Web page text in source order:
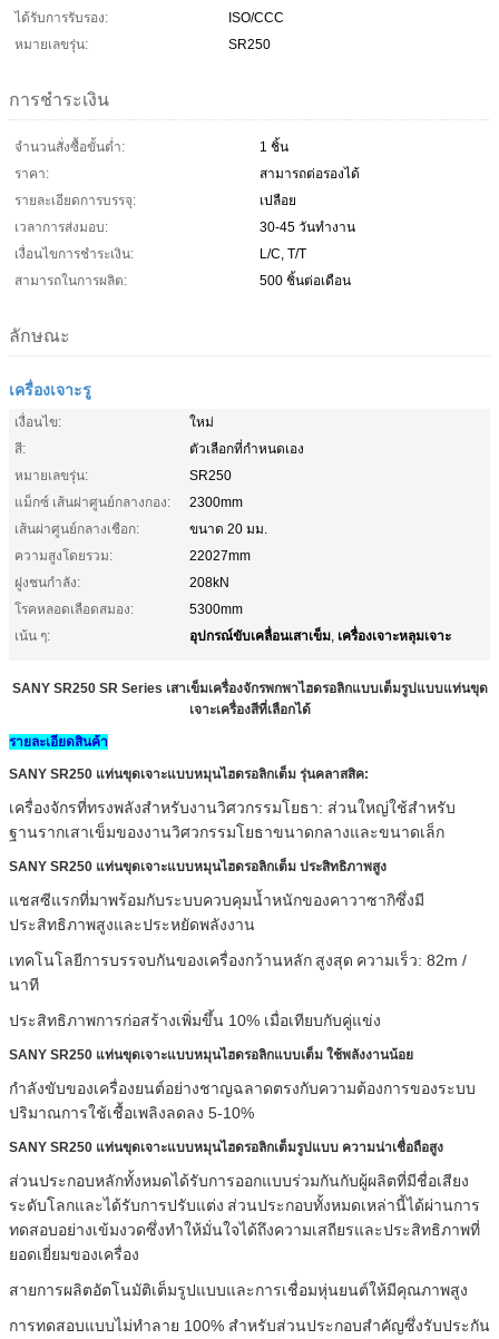
ได้รับการรับรอง:
ISO/CCC
หมายเลขรุ่น:
SR250
การชำระเงิน
จำนวนสั่งซื้อขั้นต่ำ:
1 ชิ้น
ราคา:
สามารถต่อรองได้
รายละเอียดการบรรจุ:
เปลือย
เวลาการส่งมอบ:
30-45 วันทำงาน
เงื่อนไขการชำระเงิน:
L/C, T/T
สามารถในการผลิต:
500 ชิ้นต่อเดือน
ลักษณะ
เครื่องเจาะรู
เงื่อนไข:
ใหม่
สี:
ตัวเลือกที่กำหนดเอง
หมายเลขรุ่น:
SR250
แม็กซ์ เส้นผ่าศูนย์กลางกอง:
2300mm
เส้นผ่าศูนย์กลางเชือก:
ขนาด 20 มม.
ความสูงโดยรวม:
22027mm
ฝูงชนกำลัง:
208kN
โรคหลอดเลือดสมอง:
5300mm
เน้น ๆ:
อุปกรณ์ขับเคลื่อนเสาเข็ม, เครื่องเจาะหลุมเจาะ
SANY SR250 SR Series เสาเข็มเครื่องจักรพกพาไฮดรอลิกแบบเต็มรูปแบบแท่นขุด
เจาะเครื่องสีที่เลือกได้
รายละเอียดสินค้า
SANY SR250 แท่นขุดเจาะแบบหมุนไฮดรอลิกเต็ม รุ่นคลาสสิค:
เครื่องจักรที่ทรงพลังสำหรับงานวิศวกรรมโยธา: ส่วนใหญ่ใช้สำหรับ
ฐานรากเสาเข็มของงานวิศวกรรมโยธาขนาดกลางและขนาดเล็ก
SANY SR250 แท่นขุดเจาะแบบหมุนไฮดรอลิกเต็ม ประสิทธิภาพสูง
แชสซีแรกที่มาพร้อมกับระบบควบคุมน้ำหนักของคาวาซากิซึ่งมี
ประสิทธิภาพสูงและประหยัดพลังงาน
เทคโนโลยีการบรรจบกันของเครื่องกว้านหลัก สูงสุด ความเร็ว: 82m /
นาที
ประสิทธิภาพการก่อสร้างเพิ่มขึ้น 10% เมื่อเทียบกับคู่แข่ง
SANY SR250 แท่นขุดเจาะแบบหมุนไฮดรอลิกแบบเต็ม ใช้พลังงานน้อย
กำลังขับของเครื่องยนต์อย่างชาญฉลาดตรงกับความต้องการของระบบ
ปริมาณการใช้เชื้อเพลิงลดลง 5-10%
SANY SR250 แท่นขุดเจาะแบบหมุนไฮดรอลิกเต็มรูปแบบ ความน่าเชื่อถือสูง
ส่วนประกอบหลักทั้งหมดได้รับการออกแบบร่วมกันกับผู้ผลิตที่มีชื่อเสียง
ระดับโลกและได้รับการปรับแต่ง ส่วนประกอบทั้งหมดเหล่านี้ได้ผ่านการ
ทดสอบอย่างเข้มงวดซึ่งทำให้มั่นใจได้ถึงความเสถียรและประสิทธิภาพที่
ยอดเยี่ยมของเครื่อง
สายการผลิตอัตโนมัติเต็มรูปแบบและการเชื่อมหุ่นยนต์ให้มีคุณภาพสูง
การทดสอบแบบไม่ทำลาย 100% สำหรับส่วนประกอบสำคัญซึ่งรับประกัน